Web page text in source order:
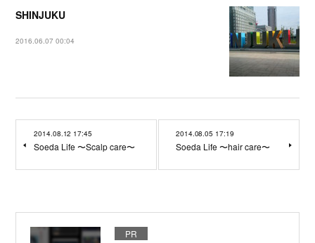
SHINJUKU
2016.06.07 00:04
2014.08.12 17:45
Soeda Life 〜Scalp care〜
2014.08.05 17:19
Soeda Life 〜hair care〜
PR